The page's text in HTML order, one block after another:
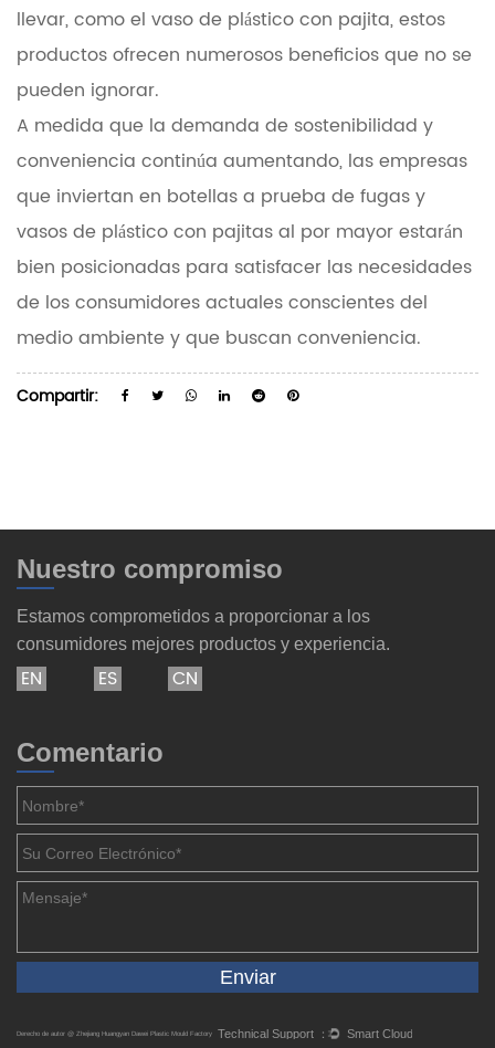
llevar, como el vaso de plástico con pajita, estos
productos ofrecen numerosos beneficios que no se
pueden ignorar.
A medida que la demanda de sostenibilidad y
conveniencia continúa aumentando, las empresas
que inviertan en botellas a prueba de fugas y
vasos de plástico con pajitas al por mayor estarán
bien posicionadas para satisfacer las necesidades
de los consumidores actuales conscientes del
medio ambiente y que buscan conveniencia.
Compartir:
Nuestro compromiso
Estamos comprometidos a proporcionar a los
consumidores mejores productos y experiencia.
EN ES CN
Comentario
Derecho de autor @ Zhejiang Huangyan Dawei Plastic Mould Factory